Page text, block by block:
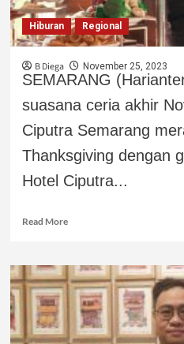
Hiburan Regional
B Diega November 25, 2023
SEMARANG
suasana ceria akhir
Ciputra Semarang
Thanksgiving dengan
Hotel Ciputra...
Read More